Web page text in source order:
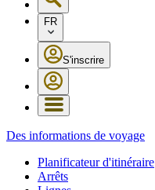
FR
S'inscrire
Des informations de voyage
Planificateur d'itinéraire
Arrêts